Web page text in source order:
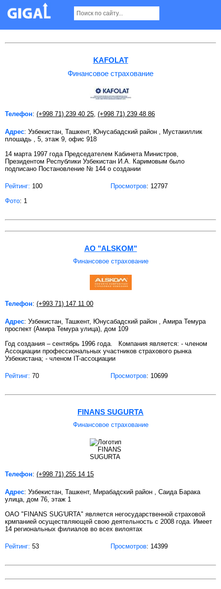
Финансовое страхование в Ташкенте
KAFOLAT
Финансовое страхование
Телефон: (+998 71) 239 40 25 (+998 71) 239 48 86
Адрес: Узбекистан, Ташкент, Юнусабадский район , Мустакиллик
плошадь , 5, этаж 9, офис 918
14 марта 1997 года Председателем Кабинета Министров,
Президентом Республики Узбекистан И.А. Каримовым было
подписано Постановление № 144 о создании
Рейтинг: 100 Просмотров: 12797
Фото: 1
АО "ALSKOM"
Финансовое страхование
Телефон: (+993 71) 147 11 00
Адрес: Узбекистан, Ташкент, Юнусабадский район , Амира Темура
проспект (Амира Темура улица), дом 109
Год создания – сентябрь 1996 года. Компания является: - членом
Ассоциации профессиональных участников страхового рынка
Узбекистана; - членом IT-ассоциации
Рейтинг: 70 Просмотров: 10699
FINANS SUGURTA
Финансовое страхование
Телефон: (+998 71) 255 14 15
Адрес: Узбекистан, Ташкент, Мирабадский район , Саида Барака
улица, дом 76, этаж 1
ОАО "FINANS SUG'URTA" является негосударственной страховой
крмпанией осуществляющей свою деятельность с 2008 года. Имеет
14 региональных филиалов во всех вилоятах
Рейтинг: 53 Просмотров: 14399